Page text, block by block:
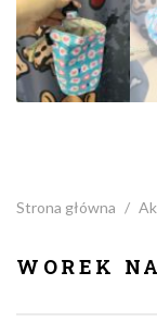
Strona główna /
WOREK